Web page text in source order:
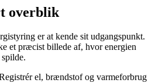
overblik
er at kende sit udgangspunkt.
et præcist billede af, hvor energien
el, brændstof og varmeforbrug